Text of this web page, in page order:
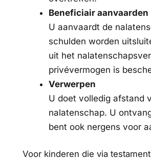
Beneficiair aanvaarden
U aanvaardt de
schulden worden
uit het
privévermogen is
Verwerpen
U doet volledig afstand
nalatenschap. U
bent ook nergens voor
Voor kinderen die via